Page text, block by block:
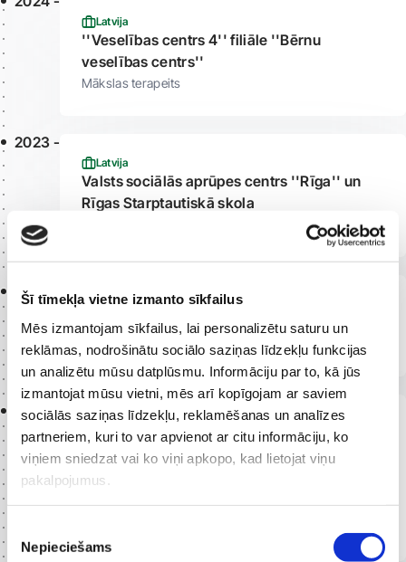
Šī tīmekļa vietne izmanto sīkfailus
Mēs izmantojam sīkfailus, lai personalizētu saturu un
reklāmas, nodrošinātu sociālo saziņas līdzekļu funkcijas
un analizētu mūsu datplūsmu. Informāciju par to, kā jūs
izmantojat mūsu vietni, mēs arī kopīgojam ar saviem
sociālās saziņas līdzekļu, reklamēšanas un analīzes
partneriem, kuri to var apvienot ar citu informāciju, ko
viņiem sniedzat vai ko viņi apkopo, kad lietojat viņu
pakalpojumus.
izvēle
Nepieciešams
Latvija
''Veselības centrs 4'' filiāle ''Bērnu
veselības centrs''
Mākslas terapeits
2023 -
Latvija
Valsts sociālās aprūpes centrs ''Rīga'' un
Rīgas Starptautiskā skola
2022
Anglija
Privātprakse Londonā
Mākslas terapeits
2020 -
2021
Anglija
Bermundas skolā bērniem ar sociālām un
emocionālām garīgās veselības vajadzībām
(Beormund SEMH needs primary school)
Londonā